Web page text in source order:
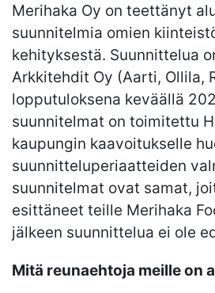
Merihaka Oy on teettänyt
suunnitelmia omien
kehityksestä. Suunnittelua
Arkkitehdit Oy (Aarti, Ollila,
lopputuloksena keväällä
suunnitelmat on toimitettu
kaupungin kaavoitukselle
suunnitteluperiaatteiden
suunnitelmat ovat samat,
esittäneet teille Merihaka
jälkeen suunnittelua ei ole
Mitä reunaehtoja meille on